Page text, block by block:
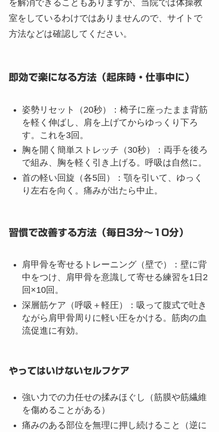
を解消できることもありますが、当院では体操教
室をしているわけではありませんので、サイトで
方法などは確認してください。
即効で楽になる方法（起床時・仕事中に）
姿勢リセット（20秒）：椅子に座ったまま背筋
を軽く伸ばし、肩を上げてからゆっくり下ろ
す。これを3回。
胸を開く簡単ストレッチ（30秒）：両手を後ろ
で組み、胸を軽く引き上げる。呼吸は自然に。
首の軽い回旋（各5回）：顎を引いて、ゆっく
り左右を向く。痛みが出たら中止。
習慣で改善する方法（毎日3分〜10分）
肩甲骨を寄せるトレーニング（壁で）：壁に背
中をつけ、肩甲骨を意識して寄せる練習を1日2
回×10回。
深層筋ケア（呼吸＋軽圧）：吸って腹式で吐き
ながら肩甲骨周りに軽い圧をかける。筋肉の血
流促進に有効。
やってはいけないセルフケア
強い力での力任せの揉みほぐし（筋膜や筋繊維
を傷めることがある）
痛みのある部位を無理に押し続けること（逆に